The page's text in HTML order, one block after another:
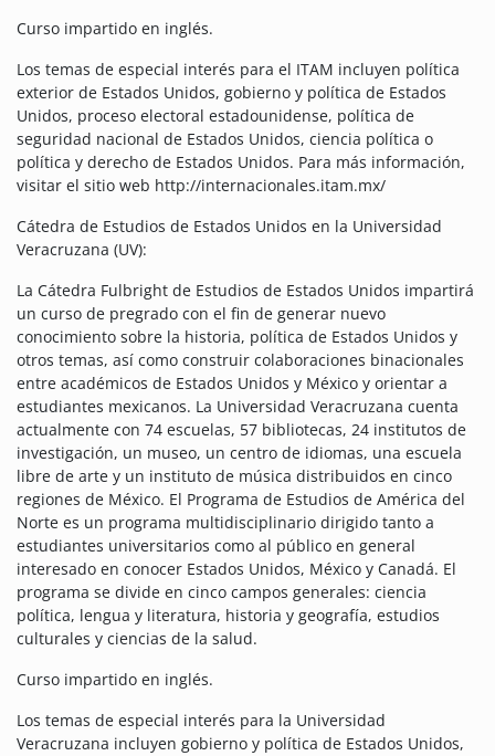
Curso impartido en inglés.
Los temas de especial interés para el ITAM incluyen política
exterior de Estados Unidos, gobierno y política de Estados
Unidos, proceso electoral estadounidense, política de
seguridad nacional de Estados Unidos, ciencia política o
política y derecho de Estados Unidos. Para más información,
visitar el sitio web http://internacionales.itam.mx/
Cátedra de Estudios de Estados Unidos en la Universidad
Veracruzana (UV):
La Cátedra Fulbright de Estudios de Estados Unidos impartirá
un curso de pregrado con el fin de generar nuevo
conocimiento sobre la historia, política de Estados Unidos y
otros temas, así como construir colaboraciones binacionales
entre académicos de Estados Unidos y México y orientar a
estudiantes mexicanos. La Universidad Veracruzana cuenta
actualmente con 74 escuelas, 57 bibliotecas, 24 institutos de
investigación, un museo, un centro de idiomas, una escuela
libre de arte y un instituto de música distribuidos en cinco
regiones de México. El Programa de Estudios de América del
Norte es un programa multidisciplinario dirigido tanto a
estudiantes universitarios como al público en general
interesado en conocer Estados Unidos, México y Canadá. El
programa se divide en cinco campos generales: ciencia
política, lengua y literatura, historia y geografía, estudios
culturales y ciencias de la salud.
Curso impartido en inglés.
Los temas de especial interés para la Universidad
Veracruzana incluyen gobierno y política de Estados Unidos,